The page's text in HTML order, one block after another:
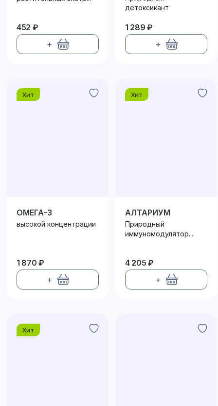
452 ₽
+
детоксикант
1 289 ₽
+
Хит
ОМЕГА-3
высокой концентрации
1 870 ₽
+
Хит
АЛТАРИУМ
Природный
иммуномодулятор....
4 205 ₽
+
Хит